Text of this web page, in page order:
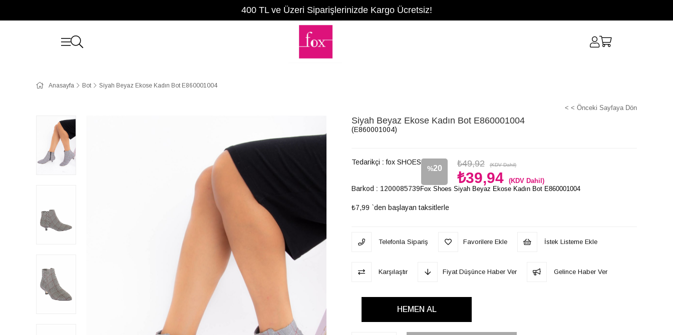
400 TL ve Üzeri Siparişlerinizde Kargo Ücretsiz!
Anasayfa Bot Siyah Beyaz Ekose Kadın Bot E860001004
< < Önceki Sayfaya Dön
Siyah Beyaz Ekose Kadın Bot E860001004
(E860001004)
Tedarikçi : fox SHOES
%20
İndirim
₺49,92 (KDV Dahil)
₺39,94 (KDV Dahil)
Barkod : 1200085739
₺7,99 `den başlayan taksitlerle
Fox Shoes Siyah Beyaz Ekose Kadın Bot E860001004
Telefonla Sipariş Favorilere Ekle İstek Listeme Ekle
Karşılaştır Fiyat Düşünce Haber Ver Gelince Haber Ver